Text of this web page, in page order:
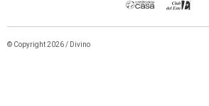
© Copyright 2026 / Divino